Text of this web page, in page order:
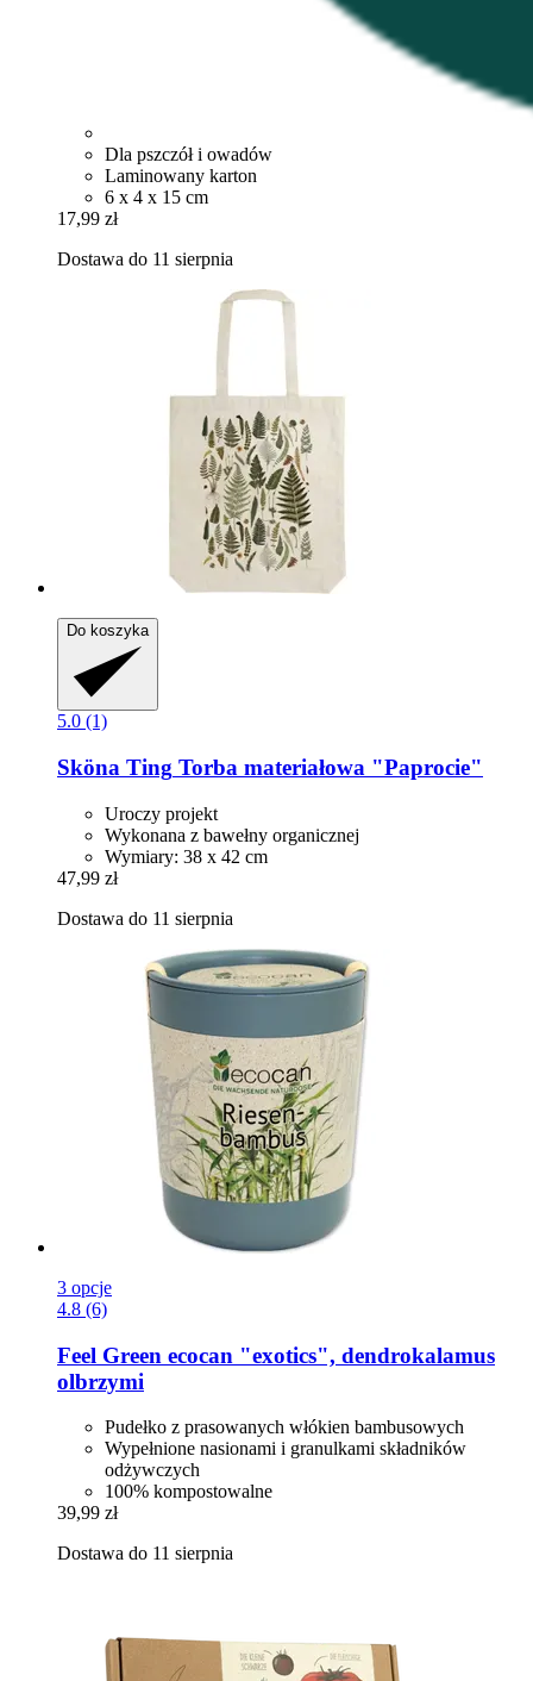
Dla pszczół i owadów
Laminowany karton
6 x 4 x 15 cm
17,99 zł
Dostawa do 11 sierpnia
Do koszyka
5.0 (1)
Sköna Ting Torba materiałowa "Paprocie"
Uroczy projekt
Wykonana z bawełny organicznej
Wymiary: 38 x 42 cm
47,99 zł
Dostawa do 11 sierpnia
3 opcje
4.8 (6)
Feel Green ecocan "exotics", dendrokalamus
olbrzymi
Pudełko z prasowanych włókien bambusowych
Wypełnione nasionami i granulkami składników
odżywczych
100% kompostowalne
39,99 zł
Dostawa do 11 sierpnia